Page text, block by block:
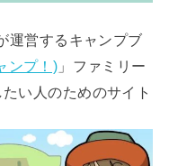
運営するキャンプブ
ンプ！) 」ファミリー
い人のためのサイト